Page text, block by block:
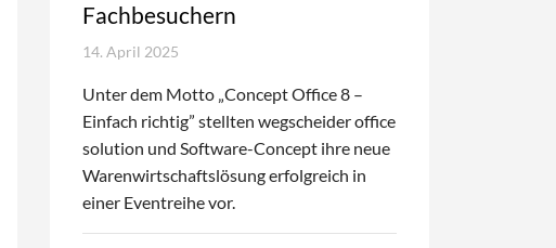
Fachbesuchern
14. April 2025
Unter dem Motto „Concept Office 8 –
Einfach richtig” stellten wegscheider office
solution und Software-Concept ihre neue
Warenwirtschaftslösung erfolgreich in
einer Eventreihe vor.